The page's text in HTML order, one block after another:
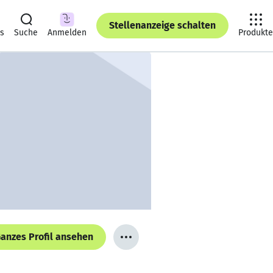
Suche Anmelden
Stellenanzeige schalten
Produkte
Profil ansehen